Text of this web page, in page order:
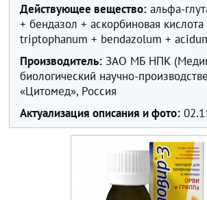
Действующее вещество: альфа-
+ бендазол + аскорбиновая
triptophanum + bendazolum +
Производитель: ЗАО МБ НПК
биологический научно-
«Цитомед», Россия
Актуализация описания и фото: